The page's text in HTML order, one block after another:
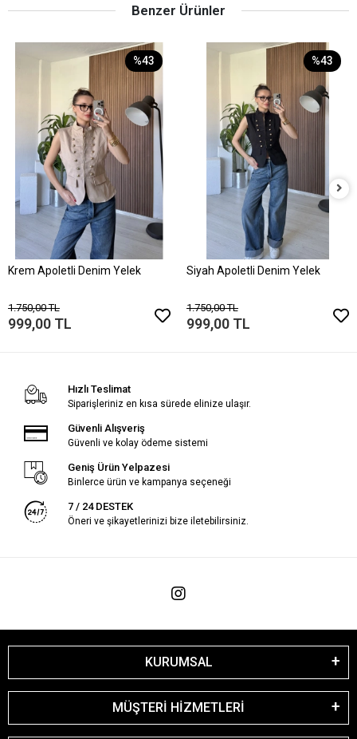
Benzer Ürünler
%43
Krem Apoletli Denim Yelek
1.750,00 TL
999,00 TL
%43
Siyah Apoletli Denim Yelek
1.750,00 TL
999,00 TL
Hızlı Teslimat
Siparişleriniz en kısa sürede elinize ulaşır.
Güvenli Alışveriş
Güvenli ve kolay ödeme sistemi
Geniş Ürün Yelpazesi
Binlerce ürün ve kampanya seçeneği
7 / 24 DESTEK
Öneri ve şikayetlerinizi bize iletebilirsiniz.
KURUMSAL
MÜŞTERİ HİZMETLERİ